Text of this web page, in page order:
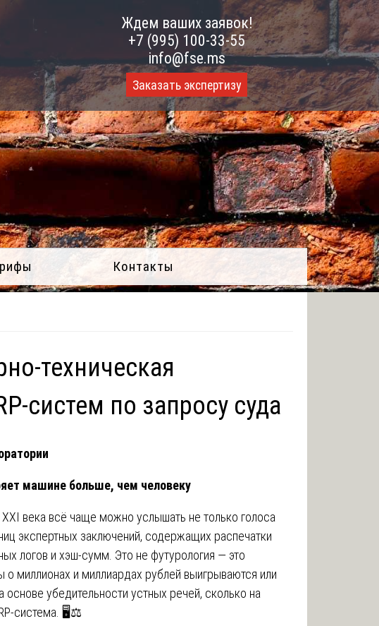
Ждем ваших заявок!
+7 (995) 100-33-55
info@fse.ms
Заказать экспертизу
Контакты
техническая
систем по запросу суда
машине больше, чем человеку
века всё чаще можно услышать не только голоса
экспертных заключений, содержащих распечатки
логов и хэш-сумм. Это не футурология — это
миллионах и миллиардах рублей выигрываются или
основе убедительности устных речей, сколько на
система. 🖥️⚖️